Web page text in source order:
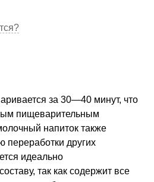
за 30—40 минут, что
пищеварительным
напиток также
переработки других
идеально
так как содержит все